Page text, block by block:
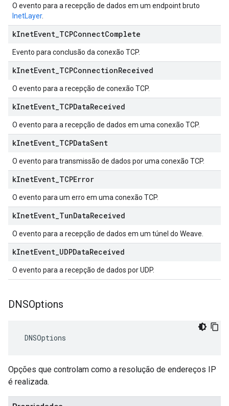
O evento para a recepção de dados em um endpoint bruto
InetLayer.
kInetEvent TCPConnectComplete
Evento para conclusão da conexão TCP.
kInetEvent TCPConnectionReceived
O evento para a recepção de conexão TCP.
kInetEvent TCPDataReceived
O evento para a recepção de dados em uma conexão TCP.
kInetEvent TCPDataSent
O evento para transmissão de dados por uma conexão TCP.
kInetEvent TCPError
O evento para um erro em uma conexão TCP.
kInetEvent TunDataReceived
O evento para a recepção de dados em um túnel do Weave.
kInetEvent UDPDataReceived
O evento para a recepção de dados por UDP.
DNSOptions
DNSOptions
Opções que controlam como a resolução de endereços IP
é realizada.